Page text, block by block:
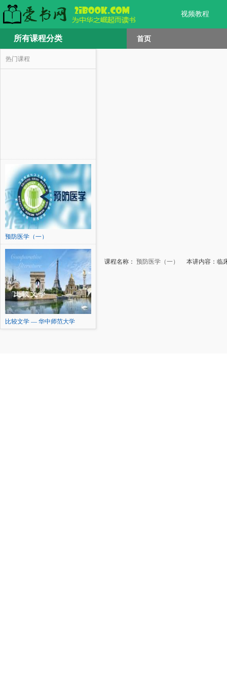
视频教程
所有课程分类 首页
热门课程
预防医学（一）
比较文学 — 华中师范大学
课程名称： 预防医学（一） 本讲内容：临